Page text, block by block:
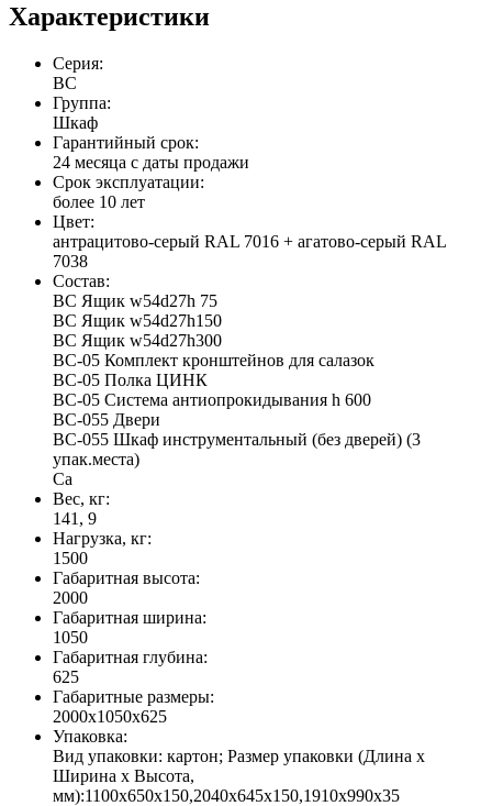
Характеристики
Серия:
ВС
Группа:
Шкаф
Гарантийный срок:
24 месяца с даты продажи
Срок эксплуатации:
более 10 лет
Цвет:
антрацитово-серый RAL 7016 + агатово-серый RAL
7038
Состав:
ВС Ящик w54d27h 75
ВС Ящик w54d27h150
ВС Ящик w54d27h300
ВС-05 Комплект кронштейнов для салазок
ВС-05 Полка ЦИНК
ВС-05 Система антиопрокидывания h 600
ВС-055 Двери
ВС-055 Шкаф инструментальный (без дверей) (3
упак.места)
Са
Вес, кг:
141, 9
Нагрузка, кг:
1500
Габаритная высота:
2000
Габаритная ширина:
1050
Габаритная глубина:
625
Габаритные размеры:
2000x1050x625
Упаковка:
Вид упаковки: картон; Размер упаковки (Длина х
Ширина х Высота,
мм):1100х650х150,2040х645х150,1910х990х35